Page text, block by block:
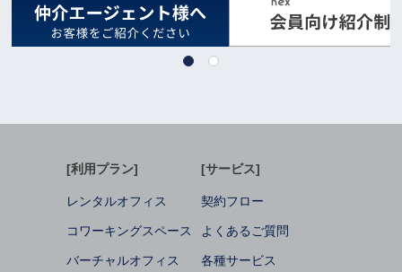
[利用プラン]
レンタルオフィス
コワーキングスペース
バーチャルオフィス
[サービス]
契約フロー
よくあるご質問
各種サービス